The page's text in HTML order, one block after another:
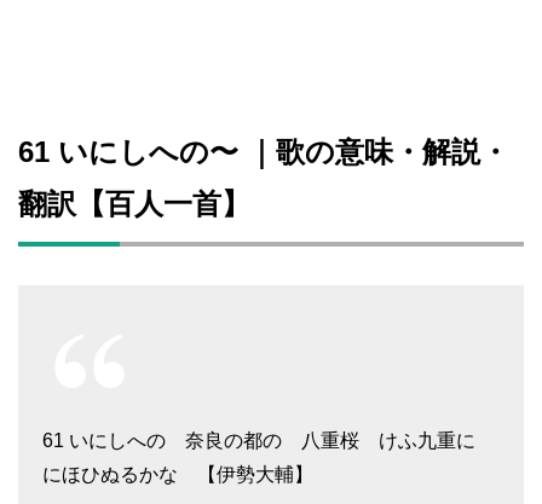
61 いにしへの〜 ｜歌の意味・解説・
翻訳【百人一首】
61 いにしへの 奈良の都の 八重桜 けふ九重に
にほひぬるかな 【伊勢大輔】